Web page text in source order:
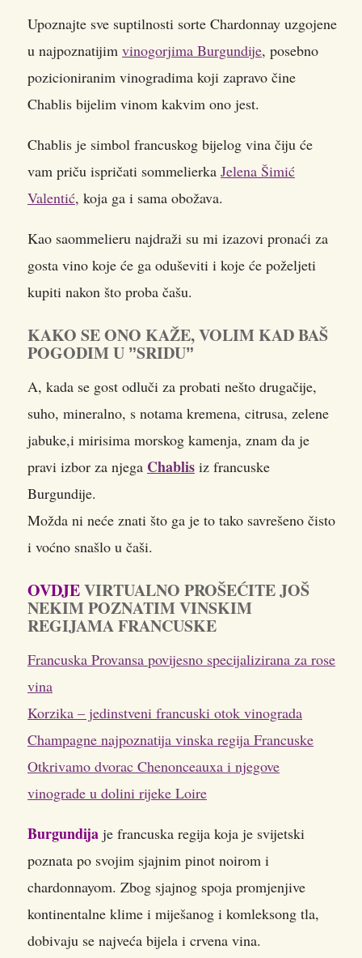
Upoznajte sve suptilnosti sorte Chardonnay uzgojene
u najpoznatijim vinogorjima Burgundije, posebno
pozicioniranim vinogradima koji zapravo čine
Chablis bijelim vinom kakvim ono jest.
Chablis je simbol francuskog bijelog vina čiju će
vam priču ispričati sommelierka Jelena Šimić
Valentić, koja ga i sama obožava.
Kao saommelieru najdraži su mi izazovi pronaći za
gosta vino koje će ga oduševiti i koje će poželjeti
kupiti nakon što proba čašu.
KAKO SE ONO KAŽE, VOLIM KAD BAŠ
POGODIM U ˮSRIDUˮ
A, kada se gost odluči za probati nešto drugačije,
suho, mineralno, s notama kremena, citrusa, zelene
jabuke,i mirisima morskog kamenja, znam da je
pravi izbor za njega Chablis iz francuske
Burgundije.
Možda ni neće znati što ga je to tako savrešeno čisto
i voćno snašlo u čaši.
OVDJEVIRTUALNO PROŠEĆITE JOŠ
NEKIM POZNATIM VINSKIM
REGIJAMA FRANCUSKE
Francuska Provansa povijesno specijalizirana za rose
vina
Korzika – jedinstveni francuski otok vinograda
Champagne najpoznatija vinska regija Francuske
Otkrivamo dvorac Chenonceauxa i njegove
vinograde u dolini rijeke Loire
Burgundija je francuska regija koja je svijetski
poznata po svojim sjajnim pinot noirom i
chardonnayom. Zbog sjajnog spoja promjenjive
kontinentalne klime i miješanog i komleksong tla,
dobivaju se najveća bijela i crvena vina.